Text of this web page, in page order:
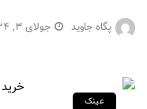
پگاه جاوید جولای 3, 2024
عینک